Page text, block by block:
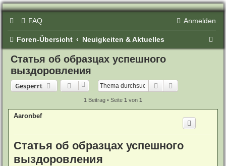
FAQ Anmelden
Foren-Übersicht Neuigkeiten & Aktuelles
Статья об образцах успешного
выздоровления
Gesperrt Suche
1 Beitrag • Seite 1 von 1
Aaronbef
Статья об образцах успешного
выздоровления